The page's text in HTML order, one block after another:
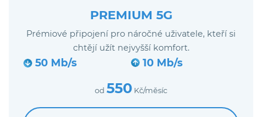
PREMIUM 5G
Prémiové připojení pro náročné uživatele, kteří si
chtějí užít nejvyšší komfort.
50 Mb/s 10 Mb/s
od 550 Kč/měsíc